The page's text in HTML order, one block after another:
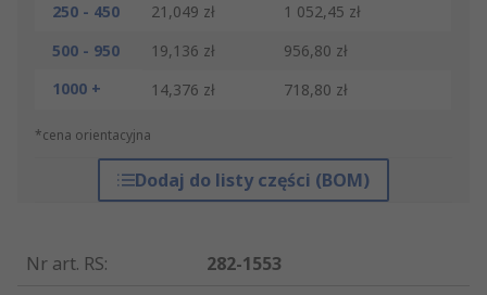
250 - 450
21,049 zł
1 052,45 zł
500 - 950
19,136 zł
956,80 zł
1000 +
14,376 zł 718,80 zł
*cena orientacyjna
Dodaj do listy części (BOM)
Nr art. RS:
282-1553